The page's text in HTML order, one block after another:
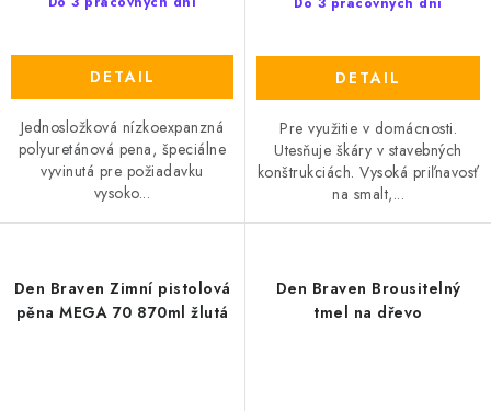
DETAIL
Jednosložková nízkoexpanzná
polyuretánová pena, špeciálne
vyvinutá pre požiadavku
vysoko...
DETAIL
Pre využitie v domácnosti.
Utesňuje škáry v stavebných
konštrukciách. Vysoká priľnavosť
na smalt,...
Den Braven Zimní pistolová
pěna MEGA 70 870ml žlutá
Den Braven Brousitelný
tmel na dřevo